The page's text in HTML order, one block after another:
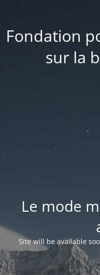
Fondation
sur la
Le mode
Site will be available